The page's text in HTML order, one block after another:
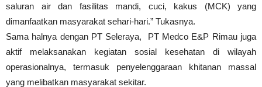
saluran air dan fasilitas mandi, cuci, kakus (MCK) yang
dimanfaatkan masyarakat sehari-hari.” Tukasnya.
Sama halnya dengan PT Seleraya, PT Medco E&P Rimau juga
aktif melaksanakan kegiatan sosial kesehatan di wilayah
operasionalnya, termasuk penyelenggaraan khitanan massal
yang melibatkan masyarakat sekitar.